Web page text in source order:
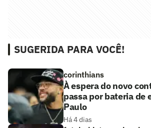
SUGERIDA PARA VOCÊ!
corinthians
À espera do novo
passa por bateria de
Paulo
Há 4 dias